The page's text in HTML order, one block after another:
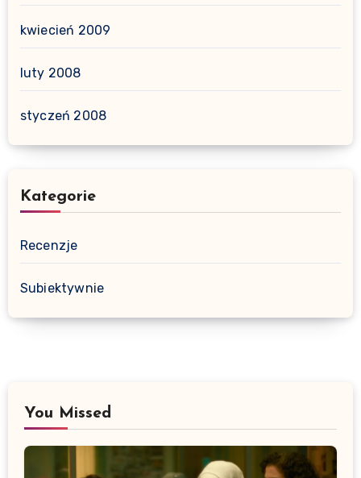
kwiecień 2009
luty 2008
styczeń 2008
Kategorie
Recenzje
Subiektywnie
You Missed